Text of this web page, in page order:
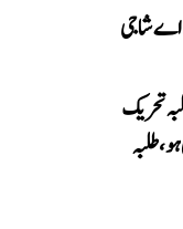
اے شاجی
تحریک
طلبہ